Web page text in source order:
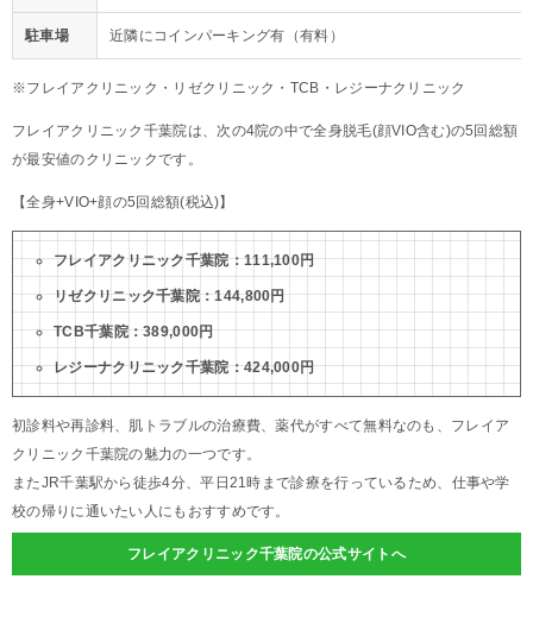
駐車場 近隣にコインパーキング有（有料）
※フレイアクリニック・リゼクリニック・TCB・レジーナクリニック
フレイアクリニック千葉院は、次の4院の中で全身脱毛(顔VIO含む)の5回総額
が最安値のクリニックです。
【全身+VIO+顔の5回総額(税込)】
フレイアクリニック千葉院：111,100円
リゼクリニック千葉院：144,800円
TCB千葉院：389,000円
レジーナクリニック千葉院：424,000円
初診料や再診料、肌トラブルの治療費、薬代がすべて無料なのも、フレイア
クリニック千葉院の魅力の一つです。
またJR千葉駅から徒歩4分、平日21時まで診療を行っているため、仕事や学
校の帰りに通いたい人にもおすすめです。
フレイアクリニック千葉院の公式サイトへ